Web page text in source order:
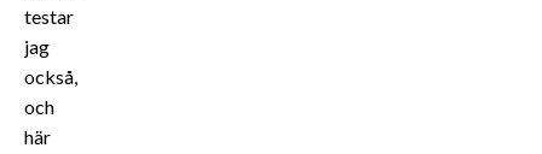
testar
jag
också,
och
här